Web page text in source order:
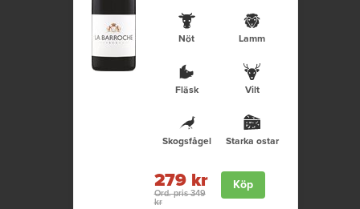
Nöt Lamm
Fläsk Vilt
Skogsfågel Starka ostar
279 kr
Ord. pris 349
kr
Köp